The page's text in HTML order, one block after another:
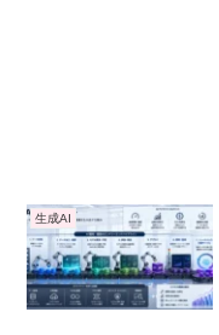
生成AI